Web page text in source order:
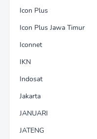
Icon Plus
Icon Plus Jawa Timur
Iconnet
IKN
Indosat
Jakarta
JANUARI
JATENG